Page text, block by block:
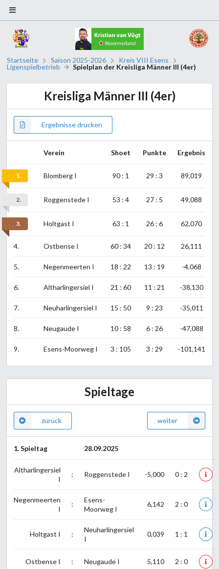
Startseite Saison 2025-2026
Kreis VIII Esens
Ligenspielbetrieb
Spielplan der Kreisliga Männer III (4er)
Kreisliga Männer III (4er)
Ergebnisse drucken
Verein Shoet Punkte Ergebnis
1. Blomberg I 90 : 1 29 : 3 89,019
2. Roggenstede I 53 : 4 27 : 5 49,088
3. Holtgast I 63 : 1 26 : 6 62,070
4. Ostbense I 60 : 34 20 : 12 26,111
5. Negenmeerten I 18 : 22 13 : 19 -4,068
6. Altharlingersiel I 21 : 60 11 : 21 -38,130
7. Neuharlingersiel I 15 : 50 9 : 23 -35,011
8. Neugaude I 10 : 58 6 : 26 -47,088
9. Esens-Moorweg I 3 : 105 3 : 29 -101,141
Spieltage
zurück weiter
1. Spieltag 28.09.2025
Altharlingersiel
I
: Roggenstede I -5,000 0 : 2
Negenmeerten
I
:
Esens-
Moorweg I
6,142 2 : 0
Holtgast I :
Neuharlingersiel
I
0,039 1 : 1
Ostbense I : Neugaude I 5,110 2 : 0